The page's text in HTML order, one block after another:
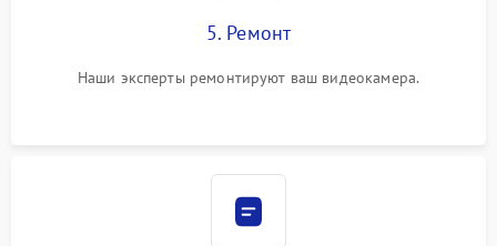
5. Ремонт
Наши эксперты ремонтируют ваш видеокамера.